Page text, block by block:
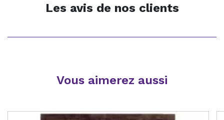
Les avis de nos clients
Vous aimerez aussi